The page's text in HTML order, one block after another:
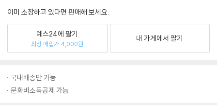
이미 소장하고 있다면 판매해 보세요.
예스24에 팔기
최상 매입가 4,000원
내 가게에서 팔기
국내배송만 가능
문화비소득공제 가능